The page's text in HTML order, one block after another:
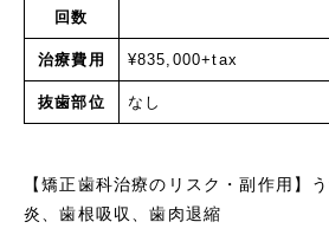
回数
治療費用 ¥835,000+tax
抜歯部位 なし
【矯正歯科治療のリスク・副作用】
炎、歯根吸収、歯肉退縮